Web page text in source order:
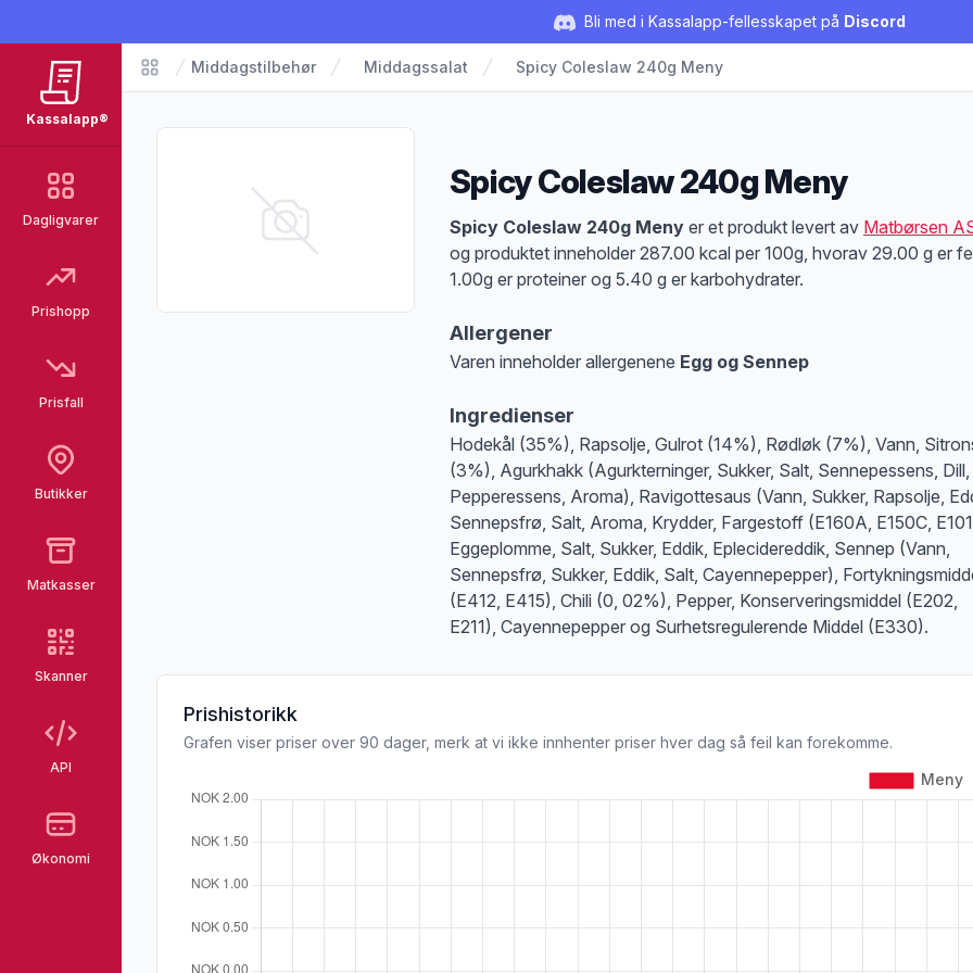
Bli med i Kassalapp-fellesskapet på Discord
Kassalapp®
Dagligvarer
Prishopp
Prisfall
Butikker
Matkasser
Skanner
API
Økonomi
Matvarer
Middagstilbehør Middagssalat Spicy Coleslaw 240g Meny
Spicy Coleslaw 240g Meny
Produktbeskrivelse
Spicy Coleslaw 240g Meny er et produkt levert av Matbørsen
og produktet inneholder 287.00 kcal per 100g, hvorav 29.00 g er
1.00g er proteiner og 5.40 g er karbohydrater.
Allergener
Varen inneholder allergenene Egg og Sennep
at denne informasjonen er bare til informasjon, sjekk pakkningen og
Ingredienser
Hodekål (35%), Rapsolje, Gulrot (14%), Rødløk (7%), Vann,
(3%), Agurkhakk (Agurkterninger, Sukker, Salt, Sennepessens, Dill,
Pepperessens, Aroma), Ravigottesaus (Vann, Sukker, Rapsolje,
Sennepsfrø, Salt, Aroma, Krydder, Fargestoff (E160A, E150C,
Eggeplomme, Salt, Sukker, Eddik, Eplecidereddik, Sennep (Vann,
Sennepsfrø, Sukker, Eddik, Salt, Cayennepepper),
(E412, E415), Chili (0, 02%), Pepper, Konserveringsmiddel (E202,
E211), Cayennepepper og Surhetsregulerende Middel (E330).
Prishistorikk
Grafen viser priser over 90 dager, merk at vi ikke innhenter priser hver dag så feil kan forekomme.